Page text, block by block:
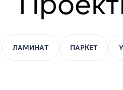
ЛАМИНАТ ПАРКЕТ